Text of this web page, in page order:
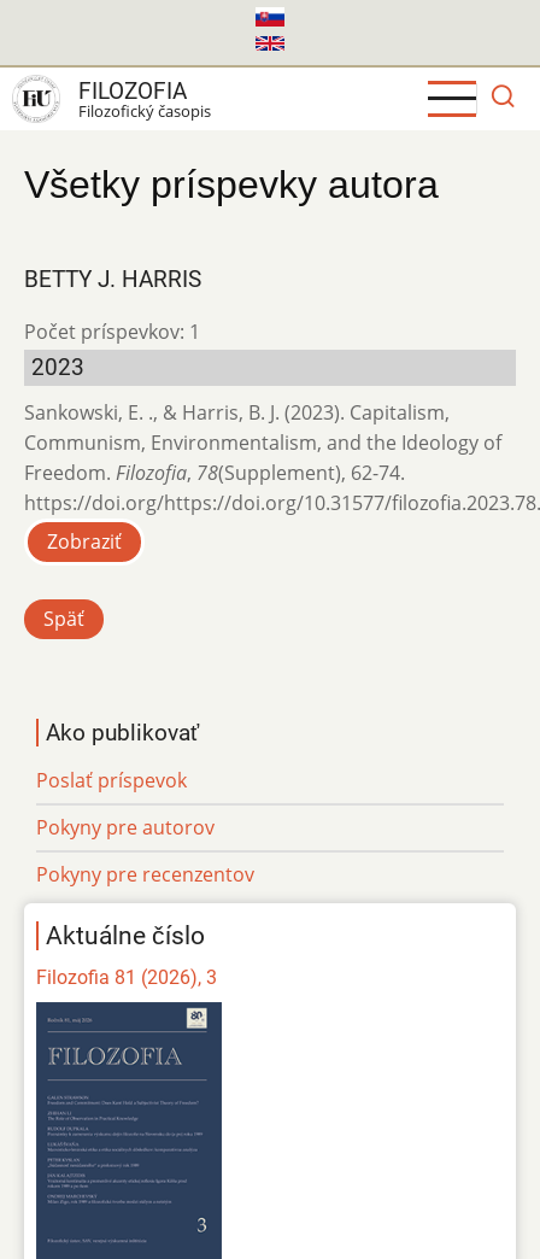
hlavný
obsah
FILOZOFIA
Filozofický časopis
Všetky príspevky autora
BETTY J. HARRIS
Počet príspevkov: 1
2023
Sankowski, E. ., & Harris, B. J. (2023). Capitalism,
Communism, Environmentalism, and the Ideology of
Freedom. Filozofia, 78(Supplement), 62-74.
https://doi.org/https://doi.org/10.31577/
Zobraziť
Späť
Ako publikovať
Poslať príspevok
Pokyny pre autorov
Pokyny pre recenzentov
Aktuálne číslo
Filozofia 81 (2026), 3